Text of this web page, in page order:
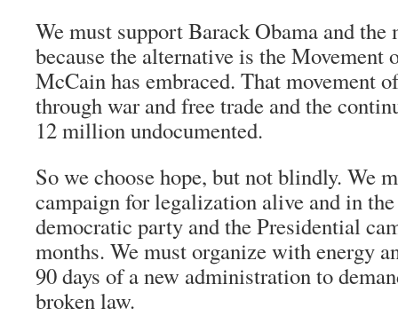
We must support Barack Obama and the
because the alternative is the Movement
McCain has embraced. That movement
through war and free trade and the
12 million undocumented.
So we choose hope, but not blindly. We
campaign for legalization alive and in
democratic party and the Presidential
months. We must organize with energy
90 days of a new administration to
broken law.